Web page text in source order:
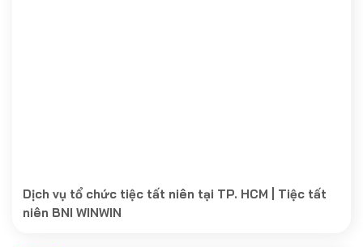
Dịch vụ tổ chức tiệc tất niên tại TP. HCM | Tiệc tất
niên BNI WINWIN